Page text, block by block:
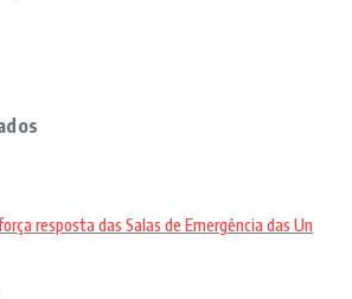
resposta das Salas de Emergência das Un